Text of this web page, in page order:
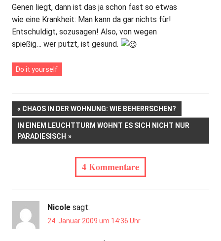
Genen liegt, dann ist das ja schon fast so etwas
wie eine Krankheit: Man kann da gar nichts für!
Entschuldigt, sozusagen! Also, von wegen
spießig… wer putzt, ist gesund.
Do it yourself
Beitrags-
Navigation
VORHERIGER
BEITRAG:
CHAOS IN DER WOHNUNG: WIE BEHERRSCHEN?
NÄCHSTER
BEITRAG:
IN EINEM LEUCHTTURM WOHNT ES SICH NICHT NUR
PARADIESISCH
4 Kommentare
Nicole sagt:
24. Januar 2009 um 14:36 Uhr